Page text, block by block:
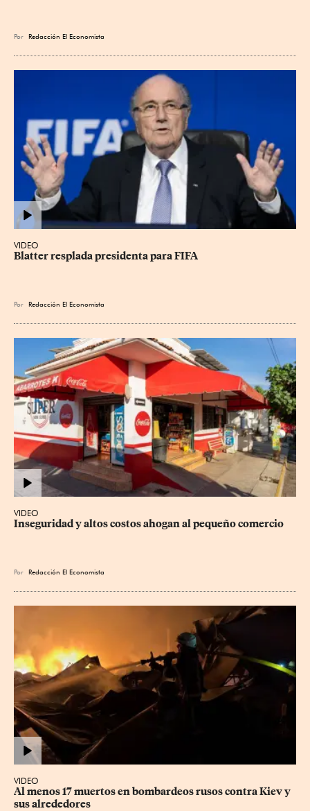
Por Redacción El Economista
VIDEO
Blatter resplada presidenta para FIFA
Por Redacción El Economista
VIDEO
Inseguridad y altos costos ahogan al pequeño comercio
Por Redacción El Economista
VIDEO
Al menos 17 muertos en bombardeos rusos contra Kiev y
sus alrededores